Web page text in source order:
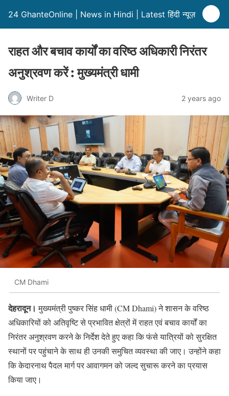
24 GhanteOnline | News in Hindi | Latest हिंदी न्यूज़
राहत और बचाव कार्यों का वरिष्ठ अधिकारी निरंतर
अनुश्रवण करें : मुख्यमंत्री धामी
Writer D 2 years ago
CM Dhami
देहरादून। मुख्यमंत्री पुष्कर सिंह धामी (CM Dhami) ने शासन के वरिष्ठ
अधिकारियों को अतिवृष्टि से प्रभावित क्षेत्रों में राहत एवं बचाव कार्यों का
निरंतर अनुश्रवण करने के निर्देश देते हुए कहा कि फंसे यात्रियों को सुरक्षित
स्थानों पर पहुंचाने के साथ ही उनकी समुचित व्यवस्था की जाए। उन्होंने कहा
कि केदारनाथ पैदल मार्ग पर आवागमन को जल्द सुचारू करने का प्रयास
किया जाए।